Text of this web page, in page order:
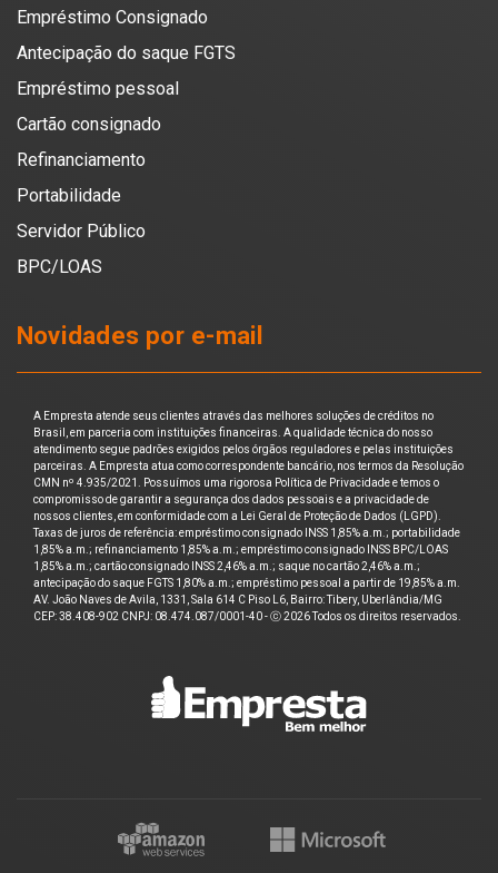
Empréstimo Consignado
Antecipação do saque FGTS
Empréstimo pessoal
Cartão consignado
Refinanciamento
Portabilidade
Servidor Público
BPC/LOAS
Novidades por e-mail
A Empresta atende seus clientes através das melhores soluções de créditos no
Brasil, em parceria com instituições financeiras. A qualidade técnica do nosso
atendimento segue padrões exigidos pelos órgãos reguladores e pelas instituições
parceiras. A Empresta atua como correspondente bancário, nos termos da Resolução
CMN nº 4.935/2021. Possuímos uma rigorosa Política de Privacidade e temos o
compromisso de garantir a segurança dos dados pessoais e a privacidade de
nossos clientes, em conformidade com a Lei Geral de Proteção de Dados (LGPD).
Taxas de juros de referência: empréstimo consignado INSS 1,85% a.m.; portabilidade
1,85% a.m.; refinanciamento 1,85% a.m.; empréstimo consignado INSS BPC/LOAS
1,85% a.m.; cartão consignado INSS 2,46% a.m.; saque no cartão 2,46% a.m.;
antecipação do saque FGTS 1,80% a.m.; empréstimo pessoal a partir de 19,85% a.m.
AV. João Naves de Avila, 1331, Sala 614 C Piso L6, Bairro: Tibery, Uberlândia/MG
CEP: 38.408-902 CNPJ: 08.474.087/0001-40 - ⓒ 2026 Todos os direitos reservados.